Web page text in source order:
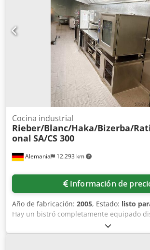
Alemania 12.293 km
Cocina industrial
Rieber/Blanc/Haka/Bizerba/
onal SA/CS 300
Información de
Año de fabricación: 2005, Estado: listo
Hay un bistró completamente equipado
Componentes: 1) Lavavajillas de arrastre.
Cocina pequeña y grande. 4)
como mesas, sillas y mostradores de